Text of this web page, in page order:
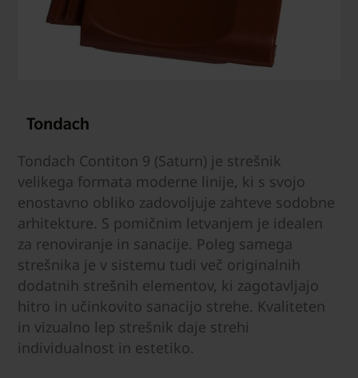
Tondach Contiton 9 (Saturn) je strešnik
velikega formata moderne linije, ki s svojo
enostavno obliko zadovoljuje zahteve sodobne
arhitekture. S pomičnim letvanjem je idealen
za renoviranje in sanacije. Poleg samega
strešnika je v sistemu tudi več originalnih
dodatnih strešnih elementov, ki zagotavljajo
hitro in učinkovito sanacijo strehe. Kvaliteten
in vizualno lep strešnik daje strehi
individualnost in estetiko.